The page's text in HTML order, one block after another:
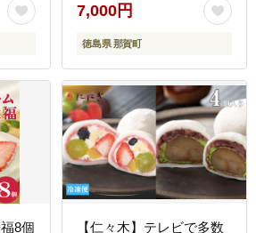
7,000円
徳島県 那賀町
8個 【仁々木】テレビで多数